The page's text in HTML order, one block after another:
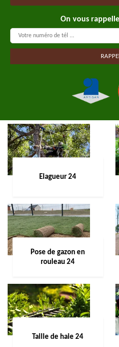
On vous
Elagueur 24
Pose de gazon en
rouleau 24
Taille de haie 24